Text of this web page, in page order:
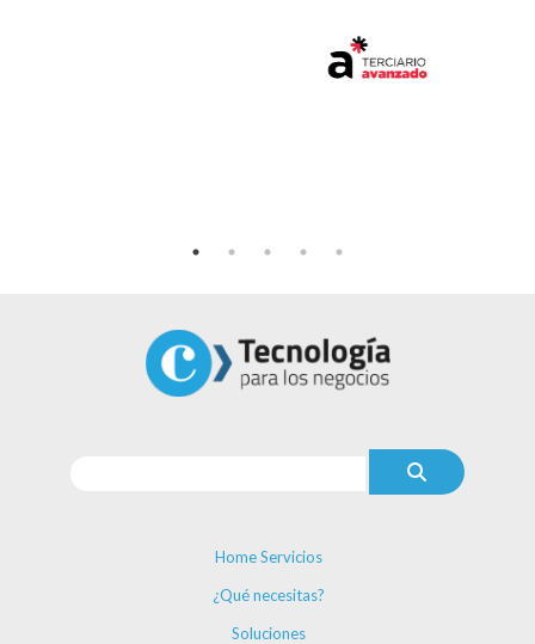
Home Servicios
¿Qué necesitas?
Soluciones